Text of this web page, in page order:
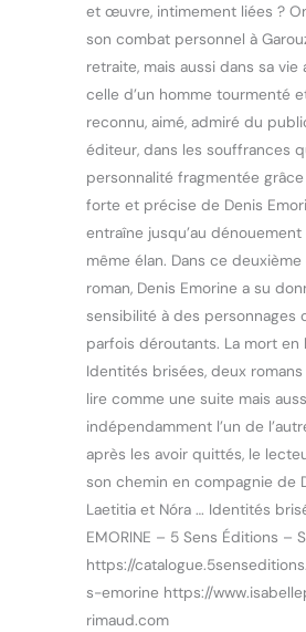
et œuvre, intimement liées ?
son combat personnel à
retraite, mais aussi dans sa vie
celle d’un homme tourmenté
reconnu, aimé, admiré du
éditeur, dans les souffrances
personnalité fragmentée grâce
forte et précise de Denis
entraîne jusqu’au dénouement
même élan. Dans ce
roman, Denis Emorine a su
sensibilité à des personnages
parfois déroutants. La mort en
Identités brisées, deux
lire comme une suite mais
indépendamment l’un de
après les avoir quittés, le
son chemin en compagnie de
Laetitia et Nóra … Identités
EMORINE – 5 Sens Éditions –
https://
s-emorine https://
rimaud.com